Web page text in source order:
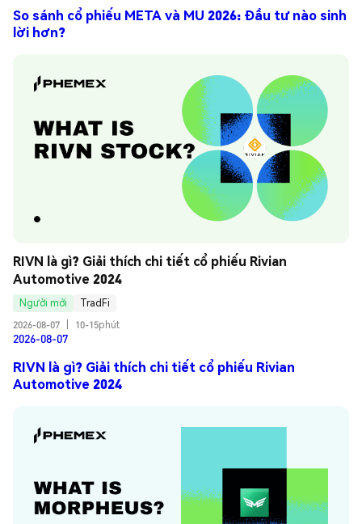
So sánh cổ phiếu META và MU 2026: Đầu tư nào sinh
lời hơn?
RIVN là gì? Giải thích chi tiết cổ phiếu Rivian
Automotive 2024
Người mới
TradFi
2026-08-07
10-15phút
2026-08-07
RIVN là gì? Giải thích chi tiết cổ phiếu Rivian
Automotive 2024